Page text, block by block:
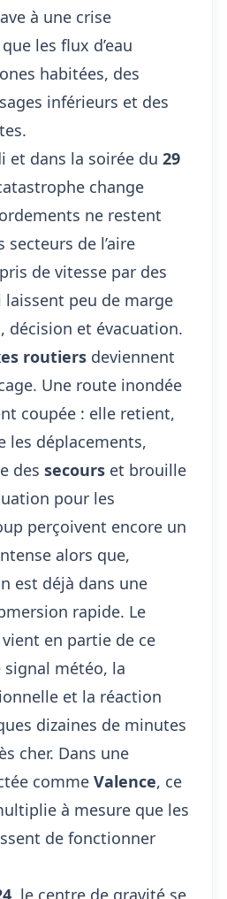
à une crise
les flux d’eau
habitées, des
inférieurs et des
et dans la soirée du 29
change
ne restent
secteurs de l’aire
de vitesse par des
laissent peu de marge
décision et évacuation.
routiers deviennent
Une route inondée
coupée : elle retient,
les déplacements,
des secours et brouille
pour les
perçoivent encore un
alors que,
est déjà dans une
rapide. Le
vient en partie de ce
signal météo, la
et la réaction
dizaines de minutes
cher. Dans une
comme Valence, ce
à mesure que les
de fonctionner
, le centre de gravité se